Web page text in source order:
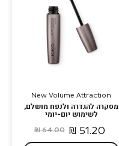
New Volume Attraction
מסקרה להגדרה ולנפח מושלם,
לשימוש יום-יומי
51.20 ₪
64.00 ₪